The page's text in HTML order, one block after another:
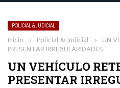
POLICIAL & JUDICIAL
Inicio › Policial & Judicial › UN
PRESENTAR IRREGULARIDADES
UN VEHÍCULO
PRESENTAR